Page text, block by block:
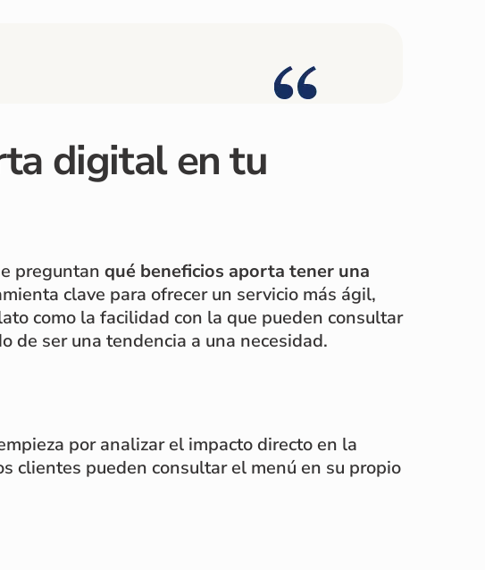
digital en tu
preguntan qué beneficios aporta tener una
clave para ofrecer un servicio más ágil,
como la facilidad con la que pueden consultar
de ser una tendencia a una necesidad.
por analizar el impacto directo en la
clientes pueden consultar el menú en su propio